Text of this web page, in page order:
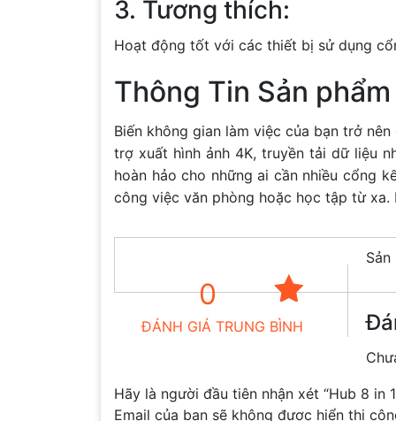
3. Tương thích:
Hoạt động tốt với các thiết bị sử dụng
Thông Tin Sản phẩm
Biến không gian làm việc của bạn trở
trợ xuất hình ảnh 4K, truyền tải dữ liệu
hoàn hảo cho những ai cần nhiều cổng
công việc văn phòng hoặc học tập từ xa.
0
ĐÁNH GIÁ TRUNG BÌNH
Hãy là người đầu tiên nhận xét “Hub 8 in
Email của bạn sẽ không được hiển thị